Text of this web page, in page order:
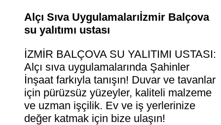
Alçı Sıva Uygulamalarıİzmir Balçova
su yalıtımı ustası
İZMİR BALÇOVA SU YALITIMI USTASI:
Alçı sıva uygulamalarında Şahinler
İnşaat farkıyla tanışın! Duvar ve tavanlar
için pürüzsüz yüzeyler, kaliteli malzeme
ve uzman işçilik. Ev ve iş yerlerinize
değer katmak için bize ulaşın!